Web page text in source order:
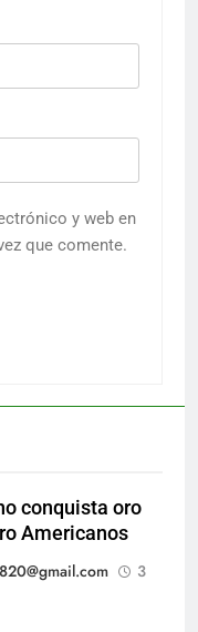
y web en
que comente.
conquista oro
Americanos
3